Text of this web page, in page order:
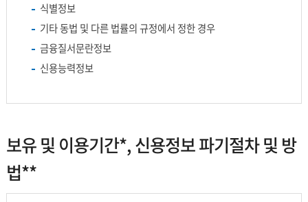
식별정보
기타 동법 및 다른 법률의 규정에서 정한 경우
금융질서문란정보
신용능력정보
보유 및 이용기간*, 신용정보 파기절차 및 방
법**